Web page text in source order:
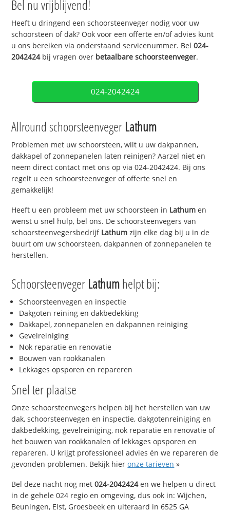
Bel nu vrijblijvend!
Heeft u dringend een schoorsteenveger nodig voor uw
schoorsteen of dak? Ook voor een offerte en/of advies kunt
u ons bereiken via onderstaand servicenummer. Bel024-
2042424bij vragen over betaalbare schoorsteenveger.
024-2042424
Allround schoorsteenveger Lathum
Problemen met uw schoorsteen, wilt u uw dakpannen,
dakkapel of zonnepanelen laten reinigen? Aarzel niet en
neem direct contact met ons op via 024-2042424. Bij ons
regelt u een schoorsteenveger of offerte snel en
gemakkelijk!
Heeft u een probleem met uw schoorsteen in Lathum en
wenst u snel hulp, bel ons. De schoorsteenvegers van
schoorsteenvegersbedrijf Lathum zijn elke dag bij u in de
buurt om uw schoorsteen, dakpannen of zonnepanelen te
herstellen.
Schoorsteenveger Lathumhelpt bij:
Schoorsteenvegen en inspectie
Dakgoten reining en dakbedekking
Dakkapel, zonnepanelen en dakpannen reiniging
Gevelreiniging
Nok reparatie en renovatie
Bouwen van rookkanalen
Lekkages opsporen en repareren
Snel ter plaatse
Onze schoorsteenvegers helpen bij het herstellen van uw
dak, schoorsteenvegen en inspectie, dakgotenreiniging en
dakbedekking, gevelreiniging, nok reparatie en renovatie of
het bouwen van rookkanalen of lekkages opsporen en
repareren. U krijgt professioneel advies én we repareren de
gevonden problemen. Bekijk hieronze tarieven »
Bel deze nacht nog met024-2042424en we helpen u direct
in de gehele 024 regio en omgeving, dus ook in: Wijchen,
Beuningen, Elst, Groesbeek en uiteraard in 6525 GA